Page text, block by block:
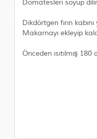
Domatesleri soyup
Dikdörtgen fırın
Makarnayı ekleyip
Önceden ısıtılmış